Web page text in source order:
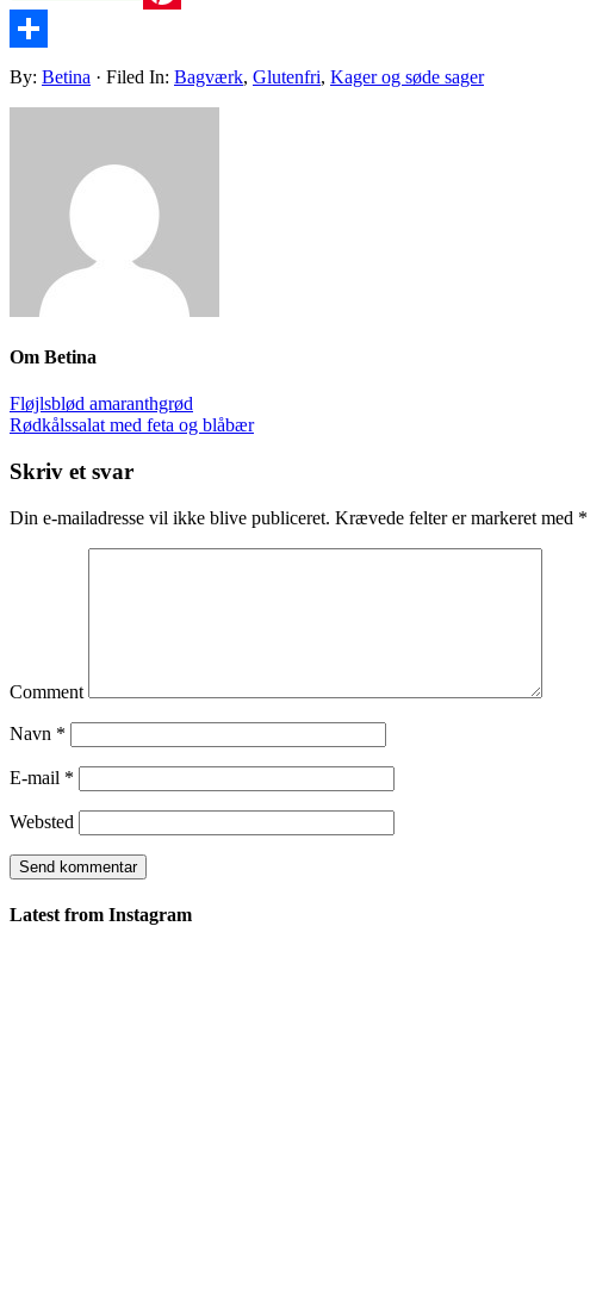
Pinterest
Share
By: Betina · Filed In: Bagværk, Glutenfri, Kager og søde sager
Om Betina
Fløjlsblød amaranthgrød
Rødkålssalat med feta og blåbær
Skriv et svar
Din e-mailadresse vil ikke blive publiceret. Krævede felter er markeret med *
Comment
Navn *
E-mail *
Websted
Latest from Instagram